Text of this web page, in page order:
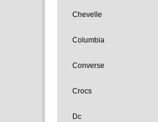
Chevelle
Columbia
Converse
Crocs
Dc